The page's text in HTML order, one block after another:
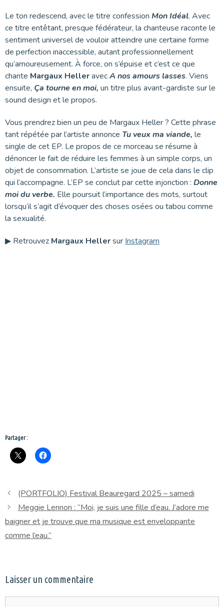
Le ton redescend, avec le titre confession Mon Idéal. Avec
ce titre entêtant, presque fédérateur, la chanteuse raconte le
sentiment universel de vouloir atteindre une certaine forme
de perfection inaccessible, autant professionnellement
qu’amoureusement. À force, on s’épuise et c’est ce que
chante Margaux HelleravecA nos amours lasses. Viens
ensuite, Ça tourne en moi, un titre plus avant-gardiste sur le
sound design et le propos.
Vous prendrez bien un peu de Margaux Heller ? Cette phrase
tant répétée par l’artiste annonce Tu veux ma viande, le
single de cet EP. Le propos de ce morceau se résume à
dénoncer le fait de réduire les femmes à un simple corps, un
objet de consommation. L’artiste se joue de cela dans le clip
qui l’accompagne. L’EP se conclut par cette injonction : Donne
moi du verbe. Elle poursuit l’importance des mots, surtout
lorsqu’il s’agit d’évoquer des choses osées ou tabou comme
la sexualité.
▶ Retrouvez Margaux Hellersur Instagram
Partager :
(PORTFOLIO) Festival Beauregard 2025 – samedi
Meggie Lennon : “Moi, je suis une fille d’eau. J’adore me
baigner et je trouve que ma musique est enveloppante
comme l’eau.”
Laisser un commentaire